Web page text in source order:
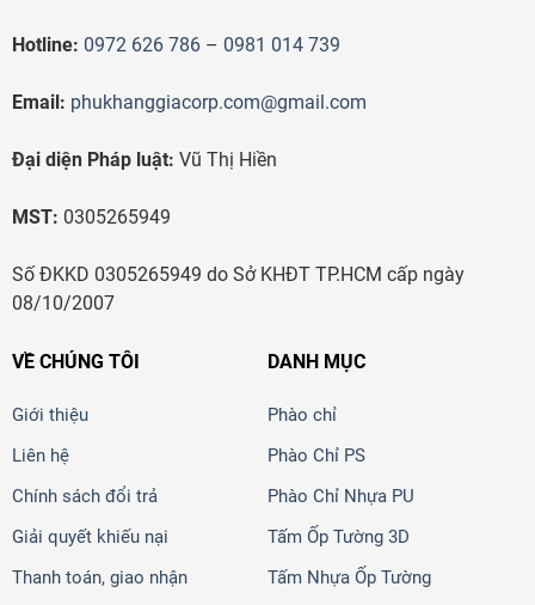
Hotline: 0972 626 786 – 0981 014 739
Email: phukhanggiacorp.com@gmail.com
Đại diện Pháp luật: Vũ Thị Hiền
MST: 0305265949
Số ĐKKD 0305265949 do Sở KHĐT TP.HCM cấp ngày
08/10/2007
VỀ CHÚNG TÔI
Giới thiệu
Liên hệ
Chính sách đổi trả
Giải quyết khiếu nại
Thanh toán, giao nhận
DANH MỤC
Phào chỉ
Phào Chỉ PS
Phào Chỉ Nhựa PU
Tấm Ốp Tường 3D
Tấm Nhựa Ốp Tường